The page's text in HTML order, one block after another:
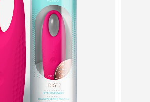
Förväntad leverans
Förväntad leverans
Förväntad leverans
Förväntad leverans
Förväntad leverans